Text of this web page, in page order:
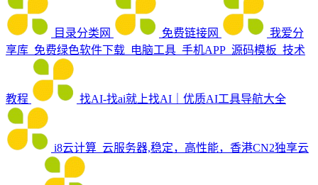
目录分类网 免费链接网
我爱分
享库_免费绿色软件下载_电脑工具_手机APP_源码模板_技术
教程 找AI-找ai就上找AI｜优质AI工具导航大全
i8云计算_云服务器,稳定，高性能，香港CN2独享云